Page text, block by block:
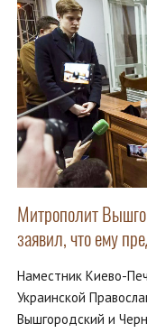
Митрополит
заявил, что ему
Наместник Киево-
Украинской
Вышгородский и